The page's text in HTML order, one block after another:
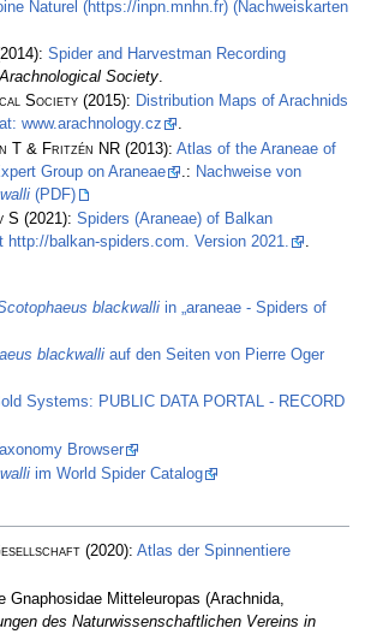
Naturel (https://inpn.mnhn.fr) (Nachweiskarten
Spider and Harvestman Recording
Society.
Society (2015): Distribution Maps of Arachnids
www.arachnology.cz
.
T & Fritzén NR (2013): Atlas of the Araneae of
Group on Araneae
.: Nachweise von
(PDF)
S (2021): Spiders (Araneae) of Balkan
http://balkan-spiders.com. Version 2021.
.
blackwalli in „araneae - Spiders of
blackwalli auf den Seiten von Pierre Oger
Systems: PUBLIC DATA PORTAL - RECORD
Browser
im World Spider Catalog
(2020): Atlas der Spinnentiere
Gnaphosidae Mitteleuropas (Arachnida,
des Naturwissenschaftlichen Vereins in